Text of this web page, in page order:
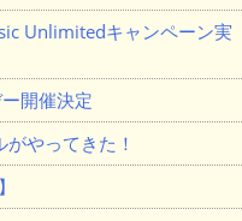
Unlimitedキャンペーン実
開催決定
やってきた！